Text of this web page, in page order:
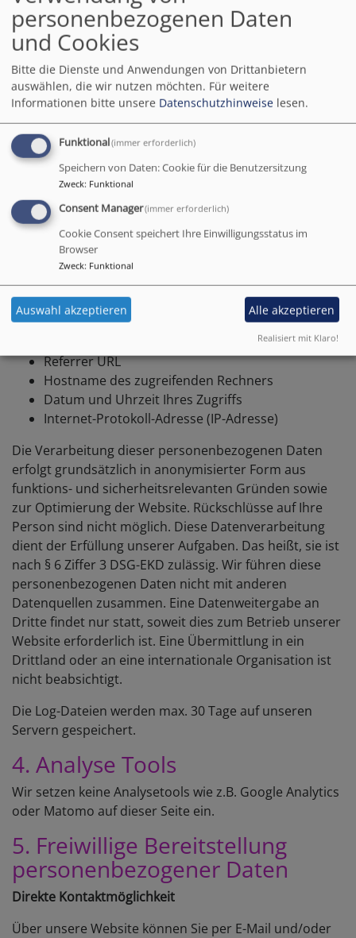
informiert werden und Cookies nur im Einzelfall
erlauben. Oder Sie können mit einer entsprechenden
Einstellung die Annahme von Cookies für bestimmte
Fälle oder generell ausschließen sowie das
automatische Löschen der Cookies beim Schließen des
dass bei Deaktivierung von Cookies die Funktionalität
dieser Website eingeschränkt sein kann.
Server-Log-Dateien
Wenn Sie unsere Website aufrufen, werden von
unserem Provider automatisch personenbezogene
Daten erhoben und in sogenannten Server-Log-
Dateien gespeichert. Hierbei handelt es sich um
folgende Informationen:
Browsertyp und -version
Referrer URL
Hostname des zugreifenden Rechners
Datum und Uhrzeit Ihres Zugriffs
Internet-Protokoll-Adresse (IP-Adresse)
Die Verarbeitung dieser personenbezogenen Daten
erfolgt grundsätzlich in anonymisierter Form aus
funktions- und sicherheitsrelevanten Gründen sowie
zur Optimierung der Website. Rückschlüsse auf Ihre
Person sind nicht möglich. Diese Datenverarbeitung
dient der Erfüllung unserer Aufgaben. Das heißt, sie ist
nach § 6 Ziffer 3 DSG-EKD zulässig. Wir führen diese
personenbezogenen Daten nicht mit anderen
Datenquellen zusammen. Eine Datenweitergabe an
Dritte findet nur statt, soweit dies zum Betrieb unserer
Website erforderlich ist. Eine Übermittlung in ein
Drittland oder an eine internationale Organisation ist
nicht beabsichtigt.
Die Log-Dateien werden max. 30 Tage auf unseren
Servern gespeichert.
4. Analyse Tools
Wir setzen keine Analysetools wie z.B. Google Analytics
oder Matomo auf dieser Seite ein.
5. Freiwillige Bereitstellung
personenbezogener Daten
Direkte Kontaktmöglichkeit
Über unsere Website können Sie per E-Mail und/oder
personenbezogenen Daten
und Cookies
Bitte die Dienste und Anwendungen von Drittanbietern
auswählen, die wir nutzen möchten. Für weitere
Informationen bitte unsere Datenschutzhinweise lesen.
Funktional(immer erforderlich)
Speichern von Daten: Cookie für die Benutzersitzung
Zweck: Funktional
Consent Manager(immer erforderlich)
Cookie Consent speichert Ihre Einwilligungsstatus im
Browser
Zweck: Funktional
Auswahl akzeptieren Alle akzeptieren
Realisiert mit Klaro!